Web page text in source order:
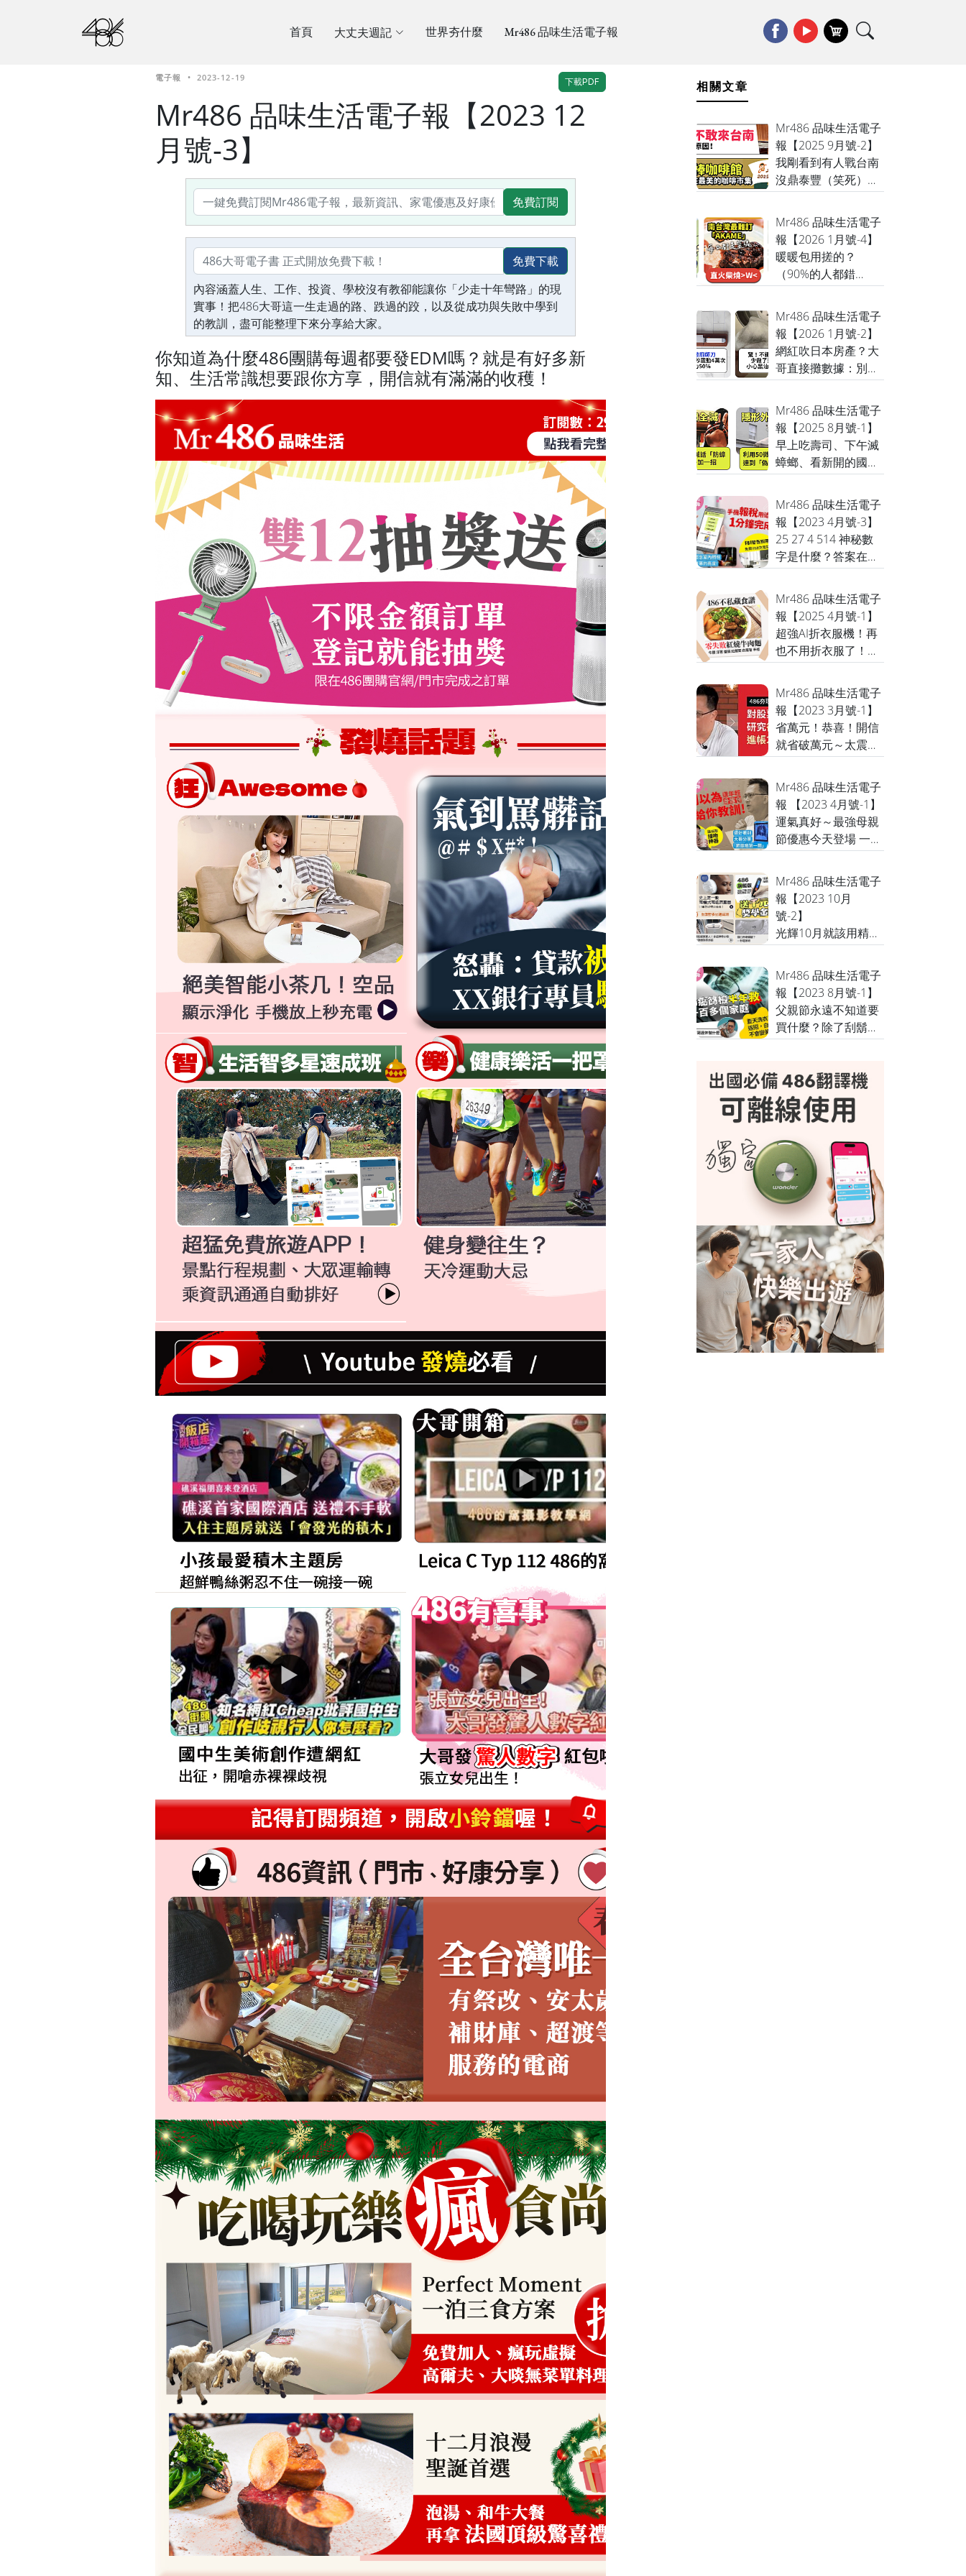
首頁 大丈夫週記 世界夯什麼 Mr486 品味生活電子報
電子報 • 2023-12-19 下載PDF
Mr486 品味生活電子報【2023 12
月號-3】
免費訂閱
免費下載
內容涵蓋人生、工作、投資、學校沒有教卻能讓你「少走十年彎路」的現
實事！把486大哥這一生走過的路、跌過的跤，以及從成功與失敗中學到
的教訓，盡可能整理下來分享給大家。
你知道為什麼486團購每週都要發EDM嗎？就是有好多新
知、生活常識想要跟你方享，開信就有滿滿的收穫！
相關文章
Mr486 品味生活電子
報【2025 9月號-2】
我剛看到有人戰台南
沒鼎泰豐（笑死），
先不管他，日月潭要
放煙火了，九月壽星
有一堆餐廳要請你吃
飯，需要的先收集起
來！
Mr486 品味生活電子
報【2026 1月號-4】
暖暖包用搓的？
（90%的人都錯
了...）這招讓它多熱3
天！順便跟你說，那
個超難訂的AKAME終
於解鎖了！
Mr486 品味生活電子
報【2026 1月號-2】
網紅吹日本房產？大
哥直接攤數據：別
碰！...不如把錢拿去
買那把「會超音波震
動」的菜刀，切肉像
切豆腐超舒壓
Mr486 品味生活電子
報【2025 8月號-1】
早上吃壽司、下午滅
蟑螂、看新開的國家
鐵道博物館，晚上跟
老爸去看TOMIC車
展，這週太猛，付清
節就這樣過！順便告
訴你，2026年要去歐
洲旅遊沒申請這個就
Mr486 品味生活電子
報【2023 4月號-3】
25 27 4 514 神秘數
字是什麼？答案在裡
面 韓女團都怎麼減
肥，這裡揭秘？ 這月
乾衣機銷量三級跳竟
是因為？ 怎麼幫助深
陷憂鬱症的親友？ 請
楊仲豪醫師來解答
Mr486 品味生活電子
報【2025 4月號-1】
超強AI折衣服機！再
也不用折衣服了！搭
配乾衣機，洗衣服再
也不痛苦了，每個家
庭都需要，預購只有
一天，明天就沒了，
請立即點開看細節
Mr486 品味生活電子
報【2023 3月號-1】
省萬元！恭喜！開信
就省破萬元～太震驚
了，枕頭塵蟎日曬、
水洗都沒用 /
ChatGPT最簡單的懶
人包來了 / 你知道我
辦過最有價值的一張
卡是什麼？
Mr486 品味生活電子
報 【2023 4月號-1】
運氣真好～最強母親
節優惠今天登場 一堆
優惠、抽獎，可重複
抽獎喔/有人發現癌症
竟是看了大哥分享資
訊！/這月電費起漲
怎樣省？/這東西上架
了！要看到最後
Mr486 品味生活電子
報【2023 10月
號-2】
光輝10月就該用精彩
的旅程豐富它，最後
一天的高雄承億飯店
旅宿券，超驚人價
格，截止最後一天
Mr486 品味生活電子
報【2023 8月號-1】
父親節永遠不知道要
買什麼？除了刮鬍
刀，其實掃地機、洗
這裡看看有哪些省錢
好貨，幫爸爸負擔家
務